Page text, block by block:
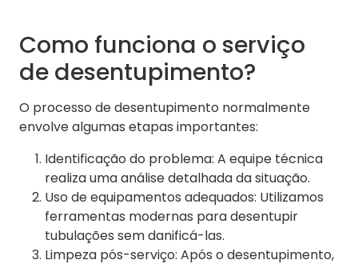
Como funciona o serviço
de desentupimento?
O processo de desentupimento normalmente
envolve algumas etapas importantes:
Identificação do problema: A equipe técnica
realiza uma análise detalhada da situação.
Uso de equipamentos adequados: Utilizamos
ferramentas modernas para desentupir
tubulações sem danificá-las.
Limpeza pós-serviço: Após o desentupimento,